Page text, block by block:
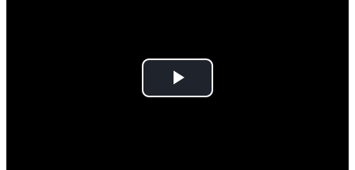
Play